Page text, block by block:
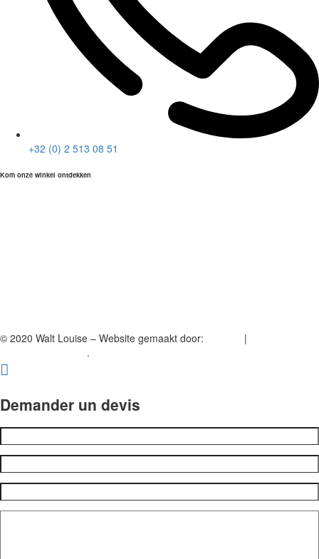
+32 (0) 2 513 08 51
Kom onze winkel ontdekken
© 2020 Walt Louise – Website gemaakt door:
|
.
Demander un devis